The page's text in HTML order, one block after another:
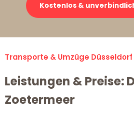
Kostenlos &
Transporte & Umzüge
Leistungen & Preise:
Zoetermeer